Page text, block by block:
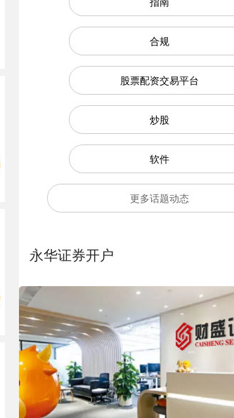
合规
股票配资交易平台
炒股
软件
更多话题动态
永华证券开户